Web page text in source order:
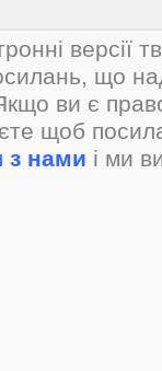
версії
що
ви є
щоб
з нами і ми